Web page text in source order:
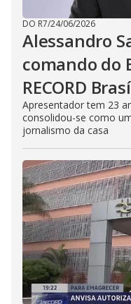
DO R7/24/06/2026
Alessandro
comando do
RECORD
Apresentador tem 23
consolidou-se como
jornalismo da casa